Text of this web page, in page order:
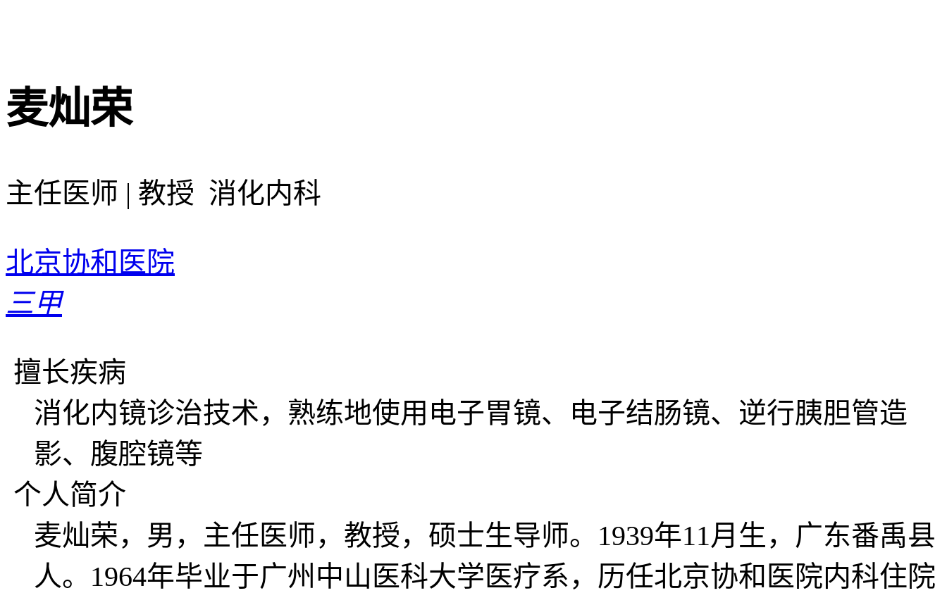
麦灿荣
主任医师 | 教授 消化内科
北京协和医院
三甲
擅长疾病
消化内镜诊治技术，熟练地使用电子胃镜、电子结肠镜、逆行胰胆管造
影、腹腔镜等
个人简介
麦灿荣，男，主任医师，教授，硕士生导师。1939年11月生，广东番禹县
人。1964年毕业于广州中山医科大学医疗系，历任北京协和医院内科住院